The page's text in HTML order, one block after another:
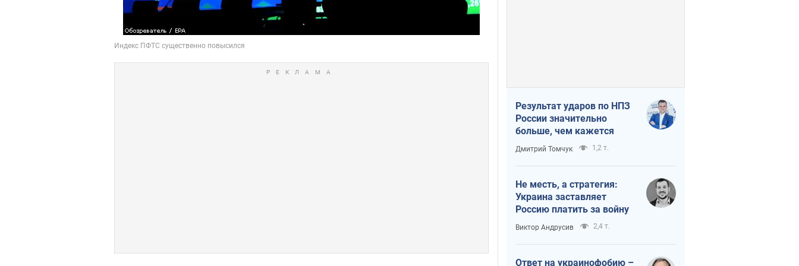
Результат ударов по НПЗ
России значительно
больше, чем кажется
Дмитрий Томчук 1,2 т.
Не месть, а стратегия:
Украина заставляет
Россию платить за войну
Виктор Андрусив 2,4 т.
Ответ на украинофобию –